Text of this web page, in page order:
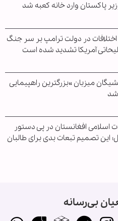
پاکستان وارد خانه کعبه شد
در دولت ترامپ بر سر جنگ
آمریکا تشدید شده است
میزبان »بزرگترین راهپیمایی
شد
اسلامی افغانستان در پی دستور
این تصمیم تبعات بدی برای طالبان
بی‌رسانه